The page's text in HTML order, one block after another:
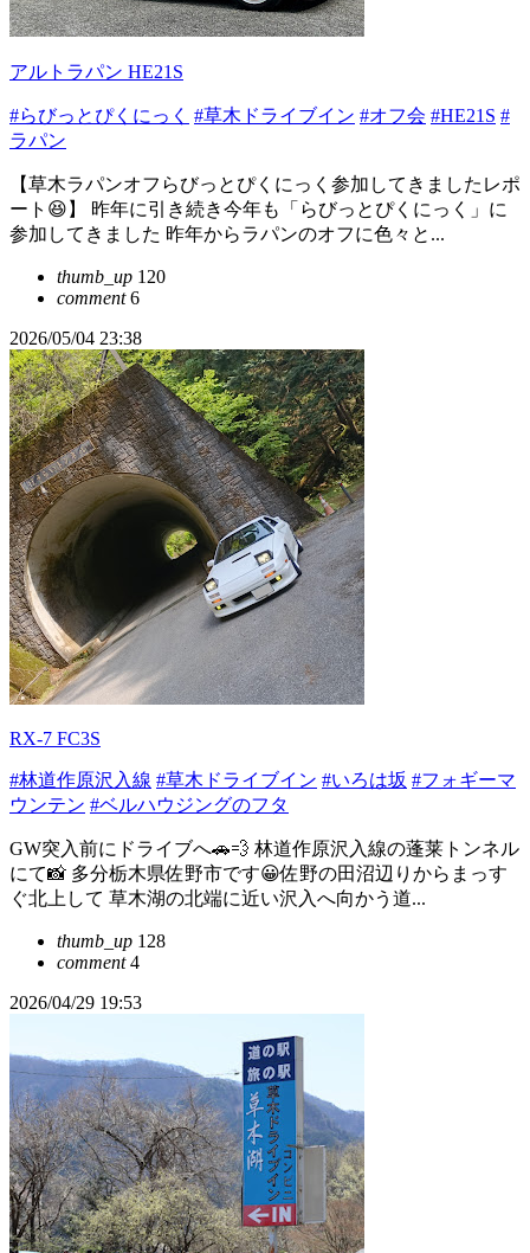
アルトラパン HE21S
#らびっとぴくにっく #草木ドライブイン #オフ会 #HE21S #
ラパン
【草木ラパンオフらびっとぴくにっく参加してきましたレポ
ート😆】 昨年に引き続き今年も「らびっとぴくにっく」に
参加してきました 昨年からラパンのオフに色々と...
thumb_up 120
comment6
2026/05/04 23:38
RX-7 FC3S
#林道作原沢入線 #草木ドライブイン #いろは坂 #フォギーマ
ウンテン #ベルハウジングのフタ
GW突入前にドライブへ🚗💨 林道作原沢入線の蓬莱トンネル
にて📸 多分栃木県佐野市です😀佐野の田沼辺りからまっす
ぐ北上して 草木湖の北端に近い沢入へ向かう道...
thumb_up 128
comment4
2026/04/29 19:53